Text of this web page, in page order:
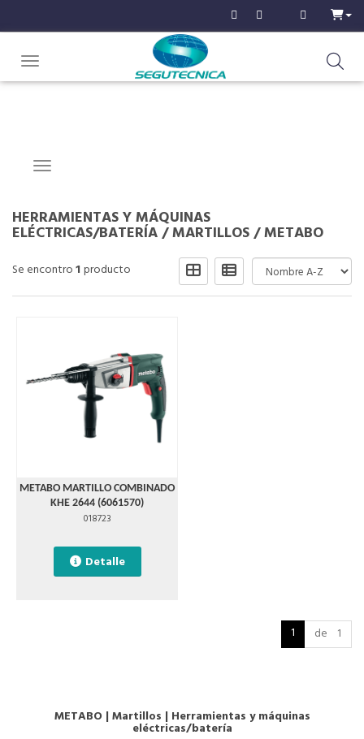
Toggle navigation
Navigation ein-/ausblenden
HERRAMIENTAS Y MÁQUINAS
ELÉCTRICAS/BATERÍA/MARTILLOS/METABO
Se encontro1 producto
METABO MARTILLO COMBINADO
KHE 2644 (6061570)
018723
Detalle
1 de 1
METABO |Martillos | Herramientas y máquinas
eléctricas/batería